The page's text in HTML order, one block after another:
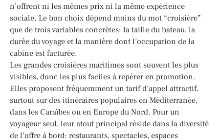
n’offrent ni les mêmes prix ni la même expérience
sociale. Le bon choix dépend moins du mot “croisière”
que de trois variables concrètes: la taille du bateau, la
durée du voyage et la manière dont l’occupation de la
cabine est facturée.
Les grandes croisières maritimes sont souvent les plus
visibles, donc les plus faciles à repérer en promotion.
Elles proposent fréquemment un tarif d’appel attractif,
surtout sur des itinéraires populaires en Méditerranée,
dans les Caraïbes ou en Europe du Nord. Pour un
voyageur seul, leur atout principal réside dans la diversité
de l’offre à bord: restaurants, spectacles, espaces